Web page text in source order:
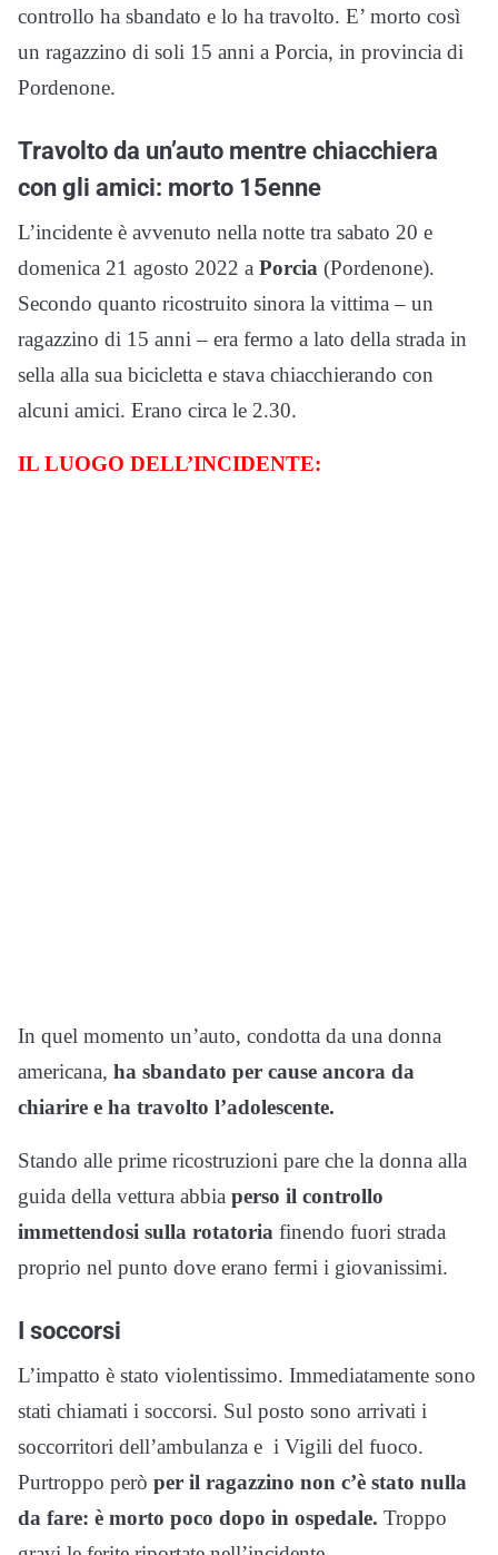
controllo ha sbandato e lo ha travolto. E’ morto così
un ragazzino di soli 15 anni a Porcia, in provincia di
Pordenone.
Travolto da un’auto mentre chiacchiera
con gli amici: morto 15enne
L’incidente è avvenuto nella notte tra sabato 20 e
domenica 21 agosto 2022 a Porcia (Pordenone).
Secondo quanto ricostruito sinora la vittima – un
ragazzino di 15 anni – era fermo a lato della strada in
sella alla sua bicicletta e stava chiacchierando con
alcuni amici. Erano circa le 2.30.
IL LUOGO DELL’INCIDENTE:
In quel momento un’auto, condotta da una donna
americana, ha sbandato per cause ancora da
chiarire e ha travolto l’adolescente.
Stando alle prime ricostruzioni pare che la donna alla
guida della vettura abbia perso il controllo
immettendosi sulla rotatoria finendo fuori strada
proprio nel punto dove erano fermi i giovanissimi.
I soccorsi
L’impatto è stato violentissimo. Immediatamente sono
stati chiamati i soccorsi. Sul posto sono arrivati i
soccorritori dell’ambulanza e i Vigili del fuoco.
Purtroppo però per il ragazzino non c’è stato nulla
da fare: è morto poco dopo in ospedale. Troppo